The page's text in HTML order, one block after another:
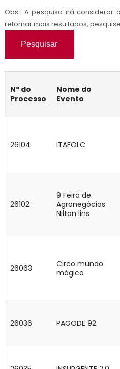
Obs.: A pesquisa irá considerar
retornar mais resultados,
Pesquisar
Nº do
Processo
Nome do
Evento
26104 ITAFOLC
26102
9 Feira de
Agronegócios
Nilton lins
26063
Circo mundo
mágico
26036 PAGODE 92